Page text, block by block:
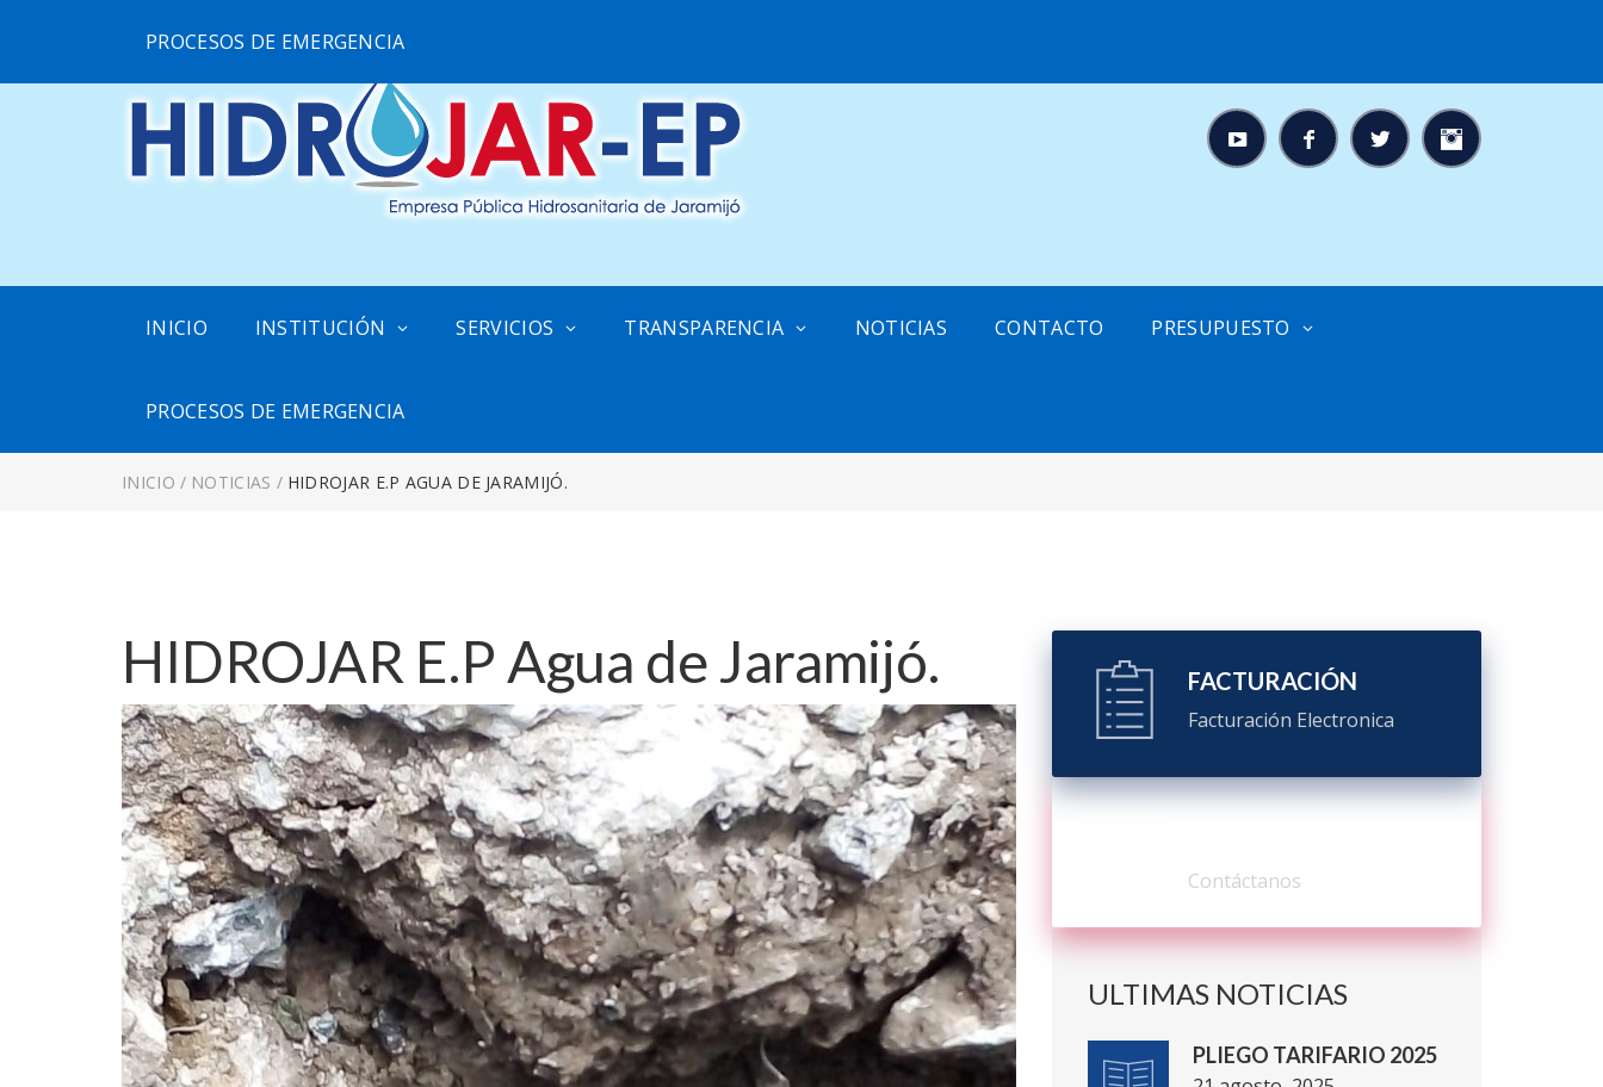
PROCESOS DE EMERGENCIA
INICIO INSTITUCIÓN SERVICIOS TRANSPARENCIA NOTICIAS CONTACTO PRESUPUESTO
PROCESOS DE EMERGENCIA
INICIO / NOTICIAS / HIDROJAR E.P AGUA DE JARAMIJÓ.
HIDROJAR E.P Agua de Jaramijó. FACTURACIÓN
Facturación Electronica
Contáctanos
ULTIMAS NOTICIAS
PLIEGO TARIFARIO 2025